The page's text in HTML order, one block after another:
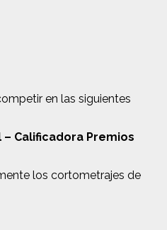
en las siguientes
– Calificadora Premios
los cortometrajes de